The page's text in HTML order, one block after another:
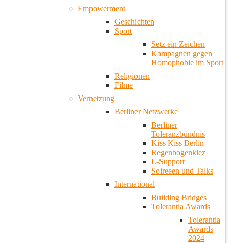
Empowerment
Geschichten
Sport
Setz ein Zeichen
Kampagnen gegen
Homophobie im Sport
Religionen
Filme
Vernetzung
Berliner Netzwerke
Berliner
Toleranzbündnis
Kiss Kiss Berlin
Regenbogenkiez
L-Support
Soireeen und Talks
International
Building Bridges
Tolerantia Awards
Tolerantia
Awards
2024